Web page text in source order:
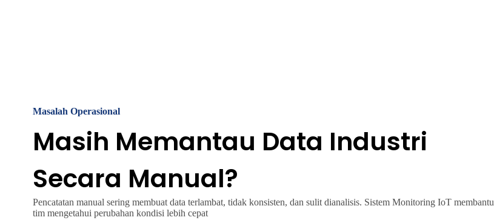
Masalah Operasional
Masih Memantau Data Industri
Secara Manual?
Pencatatan manual sering membuat data terlambat, tidak konsisten, dan sulit dianalisis. Sistem Monitoring IoT membantu
tim mengetahui perubahan kondisi lebih cepat